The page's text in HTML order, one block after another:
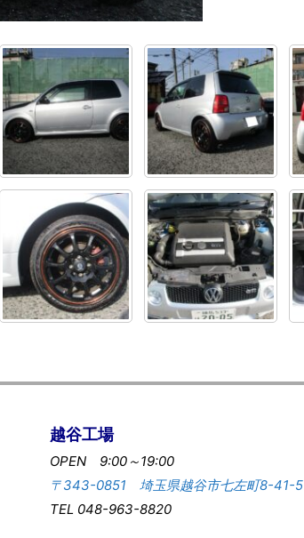
越谷工場
OPEN 9:00～19:00
〒343-0851 埼玉県越谷市七左町8-41-5
TEL 048-963-8820